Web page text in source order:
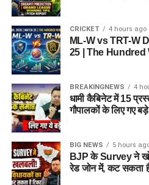
जेल नहीं, रेजिडेंशियल
होगा माहौल
आलंबन गांव की सबसे खास बात यही
और बच्चों को यह महसूस न हो कि वे
CRICKET 4 hours ago
ML-W vs TRT-W
25 | The Hundred
BREAKINGNEWS 4
धामी कैबिनेट में 15
गौपालकों के लिए गए
BIG NEWS 5 hours
BJP के Survey ने
रेड जोन में, कट सकता